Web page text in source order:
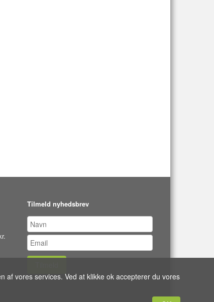
Tilmeld nyhedsbrev
af vores services. Ved at klikke ok accepterer du vores